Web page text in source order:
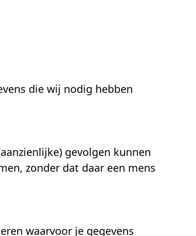
die wij nodig hebben
gevolgen kunnen
zonder dat daar een mens
waarvoor je gegevens